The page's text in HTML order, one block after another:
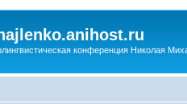
конференция Николая